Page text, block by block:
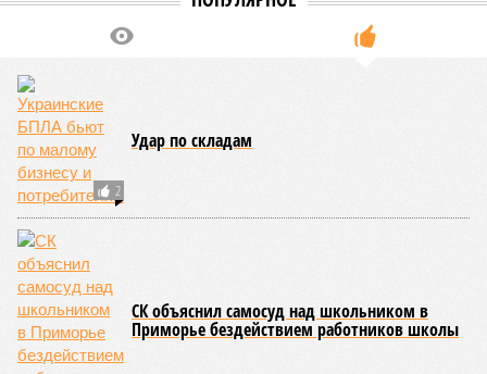
2
Удар по складам
СК объяснил самосуд над школьником в
Приморье бездействием работников школы